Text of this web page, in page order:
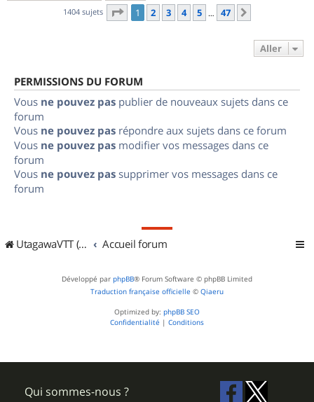
1404 sujets Page 1sur
1 2 3 4 5 … 47
Aller
PERMISSIONS DU FORUM
Vous ne pouvez pas publier de nouveaux sujets dans ce
forum
Vous ne pouvez pas répondre aux sujets dans ce forum
Vous ne pouvez pas modifier vos messages dans ce
forum
Vous ne pouvez pas supprimer vos messages dans ce
forum
UtagawaVTT (Randos VTT et VTTAE avec traces GPS) Accueil forum
Développé par phpBB® Forum Software © phpBB Limited
Traduction française officielle © Qiaeru
Optimized by: phpBB SEO
Confidentialité | Conditions
Qui sommes-nous ?